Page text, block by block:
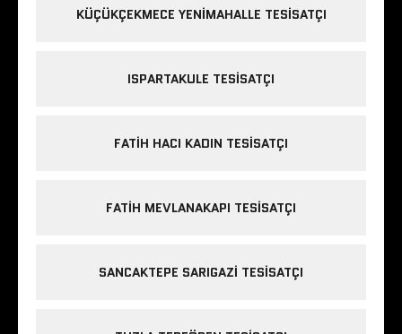
KÜÇÜKÇEKMECE YENIMAHALLE TESISATÇI
ISPARTAKULE TESISATÇI
FATIH HACI KADIN TESISATÇI
FATIH MEVLANAKAPI TESISATÇI
SANCAKTEPE SARIGAZI TESISATÇI